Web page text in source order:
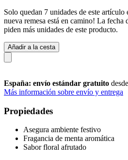
Solo quedan 7 unidades de este artículo
nueva remesa está en camino! La fecha
piden más unidades de este producto.
Añadir a la cesta
España: envío estándar gratuito
Más información sobre envío y entrega
Propiedades
Asegura ambiente festivo
Fragancia de menta aromática
Sabor floral afrutado